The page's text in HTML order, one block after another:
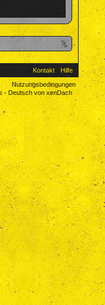
Kontakt
Hilfe
Nutzungsbedingungen
- Deutsch von xenDach